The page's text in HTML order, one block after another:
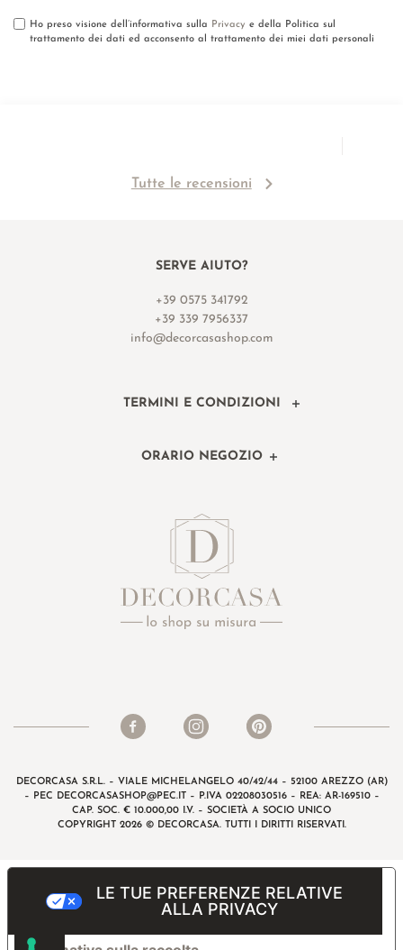
Ho preso visione dell’informativa sulla Privacy e della Politica sul
trattamento dei dati ed acconsento al trattamento dei miei dati personali
Tutte le recensioni
SERVE AIUTO?
+39 0575 341792
+39 339 7956337
info@decorcasashop.com
TERMINI E CONDIZIONI
ORARIO NEGOZIO
DECORCASA S.R.L. – VIALE MICHELANGELO 40/42/44 – 52100 AREZZO (AR)
– PEC DECORCASASHOP@PEC.IT– P.IVA 02208030516 – REA: AR-169510 –
CAP. SOC. € 10.000,00 I.V. – SOCIETÀ A SOCIO UNICO
COPYRIGHT 2026 © DECORCASA. TUTTI I DIRITTI RISERVATI.
LE TUE PREFERENZE RELATIVE
ALLA PRIVACY